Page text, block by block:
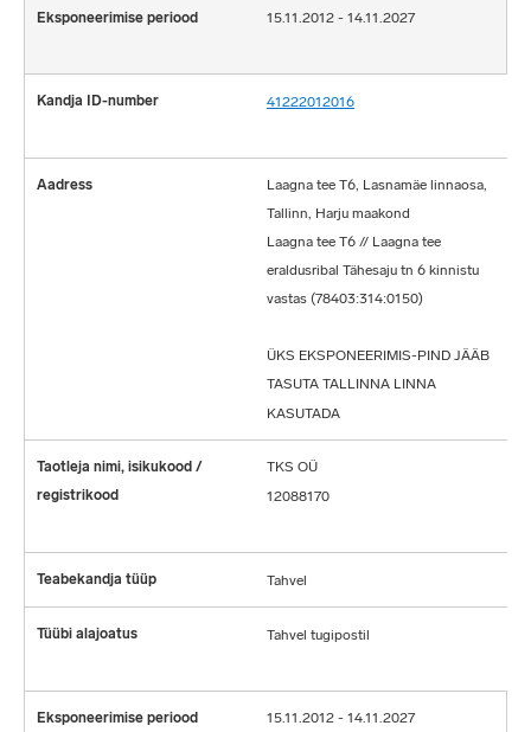
15.11.2012 - 14.11.2027
41222012016
Laagna tee T6, Lasnamäe linnaosa,
Tallinn, Harju maakond
Laagna tee T6 // Laagna tee
eraldusribal Tähesaju tn 6 kinnistu
vastas (78403:314:0150)
ÜKS EKSPONEERIMIS-PIND JÄÄB
TASUTA TALLINNA LINNA
KASUTADA
TKS OÜ
12088170
Tahvel
Tahvel tugipostil
15.11.2012 - 14.11.2027